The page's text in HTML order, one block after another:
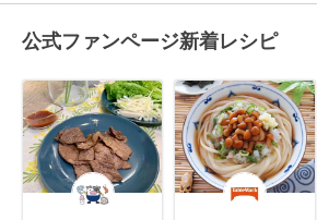
公式ファンページ新着レシピ